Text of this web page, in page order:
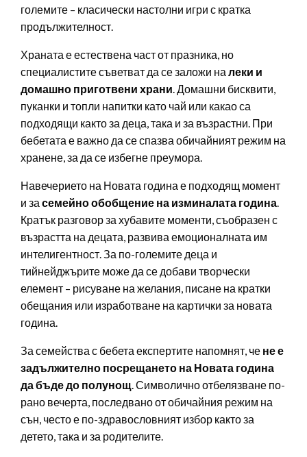
големите – класически настолни игри с кратка
продължителност.
Храната е естествена част от празника, но
специалистите съветват да се заложи на леки и
домашно приготвени храни. Домашни бисквити,
пуканки и топли напитки като чай или какао са
подходящи както за деца, така и за възрастни. При
бебетата е важно да се спазва обичайният режим на
хранене, за да се избегне преумора.
Навечерието на Новата година е подходящ момент
и за семейно обобщение на изминалата година.
Кратък разговор за хубавите моменти, съобразен с
възрастта на децата, развива емоционалната им
интелигентност. За по-големите деца и
тийнейджърите може да се добави творчески
елемент – рисуване на желания, писане на кратки
обещания или изработване на картички за новата
година.
За семейства с бебета експертите напомнят, че не е
задължително посрещането на Новата година
да бъде до полунощ. Символично отбелязване по-
рано вечерта, последвано от обичайния режим на
сън, често е по-здравословният избор както за
детето, така и за родителите.